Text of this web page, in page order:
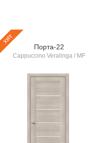
хит
Порта-22
Cappuccino Veralinga / MF